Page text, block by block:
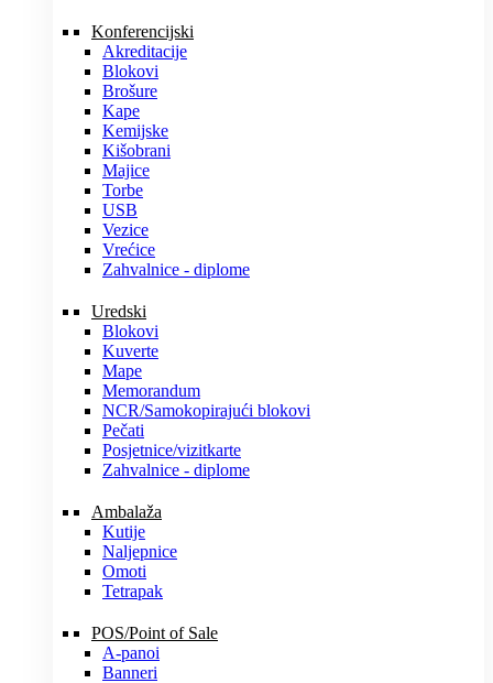
Konferencijski
Akreditacije
Blokovi
Brošure
Kape
Kemijske
Kišobrani
Majice
Torbe
USB
Vezice
Vrećice
Zahvalnice - diplome
Uredski
Blokovi
Kuverte
Mape
Memorandum
NCR/Samokopirajući blokovi
Pečati
Posjetnice/vizitkarte
Zahvalnice - diplome
Ambalaža
Kutije
Naljepnice
Omoti
Tetrapak
POS/Point of Sale
A-panoi
Banneri